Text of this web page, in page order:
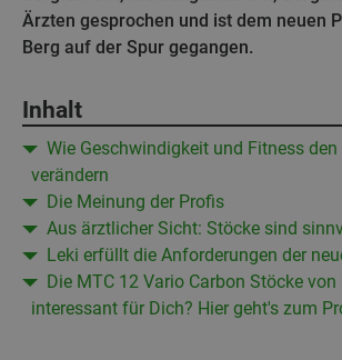
Ärzten gesprochen und ist dem neuen
Berg auf der Spur gegangen.
Inhalt
Wie Geschwindigkeit und Fitness
verändern
Die Meinung der Profis
Aus ärztlicher Sicht: Stöcke sind
Leki erfüllt die Anforderungen der
Die MTC 12 Vario Carbon Stöcke
interessant für Dich? Hier geht's zum